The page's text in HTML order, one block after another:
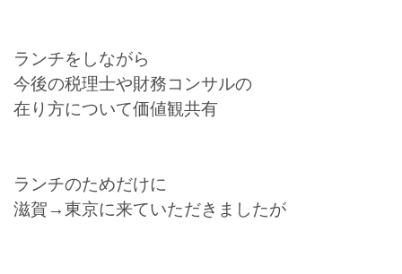
ランチをしながら
今後の税理士や財務コンサルの
在り方について価値観共有
ランチのためだけに
滋賀→東京に来ていただきましたが